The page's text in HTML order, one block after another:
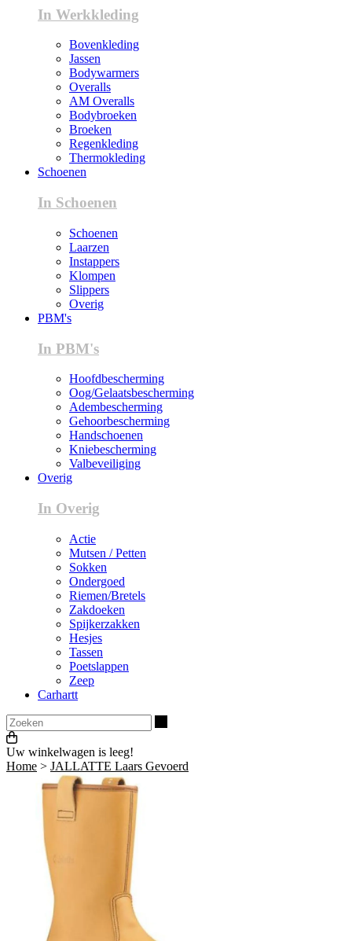
In Werkkleding
Bovenkleding
Jassen
Bodywarmers
Overalls
AM Overalls
Bodybroeken
Broeken
Regenkleding
Thermokleding
Schoenen
In Schoenen
Schoenen
Laarzen
Instappers
Klompen
Slippers
Overig
PBM's
In PBM's
Hoofdbescherming
Oog/Gelaatsbescherming
Adembescherming
Gehoorbescherming
Handschoenen
Kniebescherming
Valbeveiliging
Overig
In Overig
Actie
Mutsen / Petten
Sokken
Ondergoed
Riemen/Bretels
Zakdoeken
Spijkerzakken
Hesjes
Tassen
Poetslappen
Zeep
Carhartt
Uw winkelwagen is leeg!
Home > JALLATTE Laars Gevoerd